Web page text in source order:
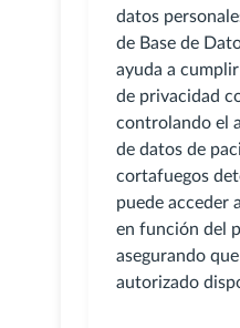
datos
de Base de
ayuda a
de privacidad
controlando el
de datos de
cortafuegos
puede acceder
en función del
asegurando
autorizado